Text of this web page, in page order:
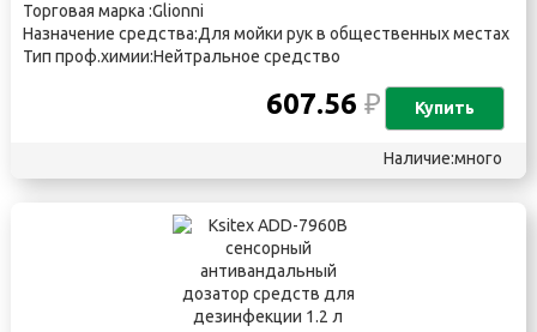
Торговая марка :Glionni
Назначение средства:Для мойки рук в общественных местах
Тип проф.химии:Нейтральное средство
607.56₽ Купить
Наличие:много